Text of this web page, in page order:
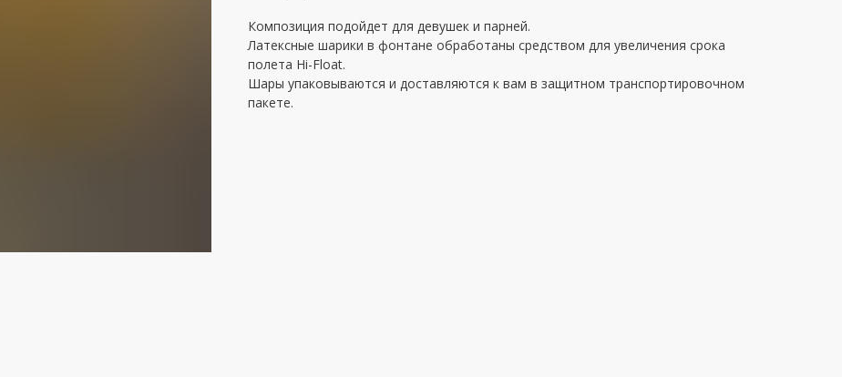
Композиция подойдет для девушек и парней.
Латексные шарики в фонтане обработаны средством для увеличения срока
полета Hi-Float.
Шары упаковываются и доставляются к вам в защитном транспортировочном
пакете.